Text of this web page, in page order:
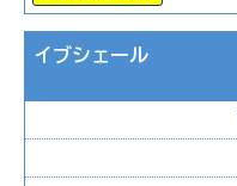
イブシェール